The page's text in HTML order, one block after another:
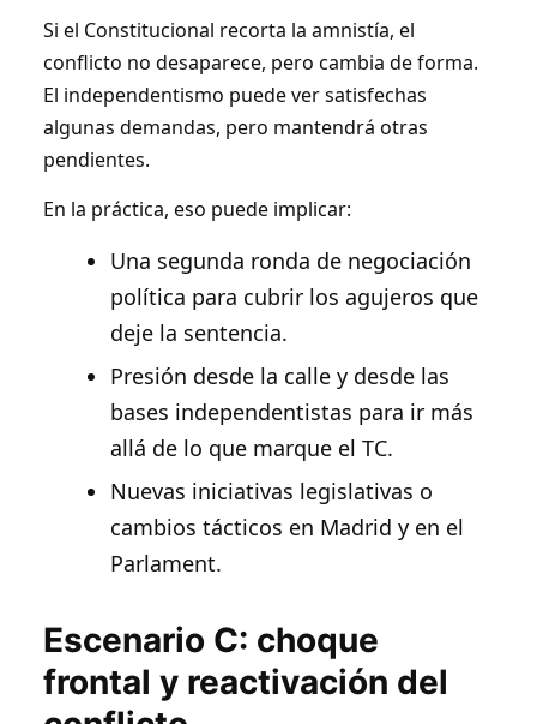
Si el Constitucional recorta la amnistía, el
conflicto no desaparece, pero cambia de forma.
El independentismo puede ver satisfechas
algunas demandas, pero mantendrá otras
pendientes.
En la práctica, eso puede implicar:
Una segunda ronda de negociación
política para cubrir los agujeros que
deje la sentencia.
Presión desde la calle y desde las
bases independentistas para ir más
allá de lo que marque el TC.
Nuevas iniciativas legislativas o
cambios tácticos en Madrid y en el
Parlament.
Escenario C: choque
frontal y reactivación del